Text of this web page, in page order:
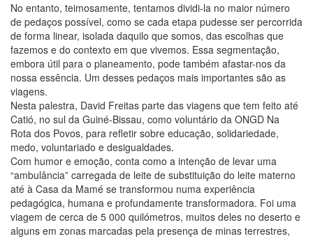
No entanto, teimosamente, tentamos dividi-la no maior número
de pedaços possível, como se cada etapa pudesse ser percorrida
de forma linear, isolada daquilo que somos, das escolhas que
fazemos e do contexto em que vivemos. Essa segmentação,
embora útil para o planeamento, pode também afastar-nos da
nossa essência. Um desses pedaços mais importantes são as
viagens.
Nesta palestra, David Freitas parte das viagens que tem feito até
Catió, no sul da Guiné-Bissau, como voluntário da ONGD Na
Rota dos Povos, para refletir sobre educação, solidariedade,
medo, voluntariado e desigualdades.
Com humor e emoção, conta como a intenção de levar uma
“ambulância” carregada de leite de substituição do leite materno
até à Casa da Mamé se transformou numa experiência
pedagógica, humana e profundamente transformadora. Foi uma
viagem de cerca de 5 000 quilómetros, muitos deles no deserto e
alguns em zonas marcadas pela presença de minas terrestres,